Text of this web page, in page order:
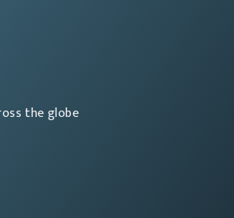
the globe